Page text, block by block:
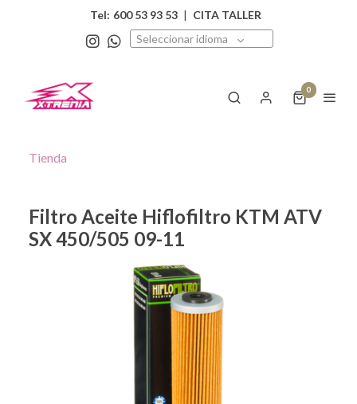
Tel: 600 53 93 53 | CITA TALLER
Seleccionar idioma
0
Tienda
Filtro Aceite Hiflofiltro KTM ATV
SX 450/505 09-11